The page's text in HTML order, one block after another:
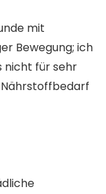
mit
Bewegung; ich
nicht für sehr